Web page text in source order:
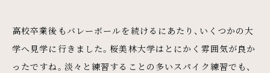
高校卒業後もバレーボールを続けるにあたり、いくつかの大
学へ見学に行きました。桜美林大学はとにかく雰囲気が良か
ったですね。淡々と練習することの多いスパイク練習でも、